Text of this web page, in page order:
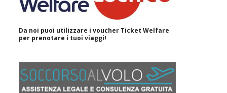
Da noi puoi utilizzare i voucher Ticket Welfare
per prenotare i tuoi viaggi!